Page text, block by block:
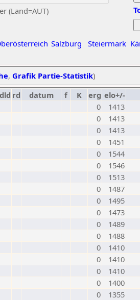
(Land=AUT)
Salzburg Steiermark
, Grafik Partie-Statistik)
rd datum f K erg elo+/-
0
1413
0
1413
0
1413
0
1451
0
1544
0
1546
0
1513
0
1487
0
1495
0
1473
0
1489
0
1488
0
1410
0
1410
0
1410
0
1400
0
1355